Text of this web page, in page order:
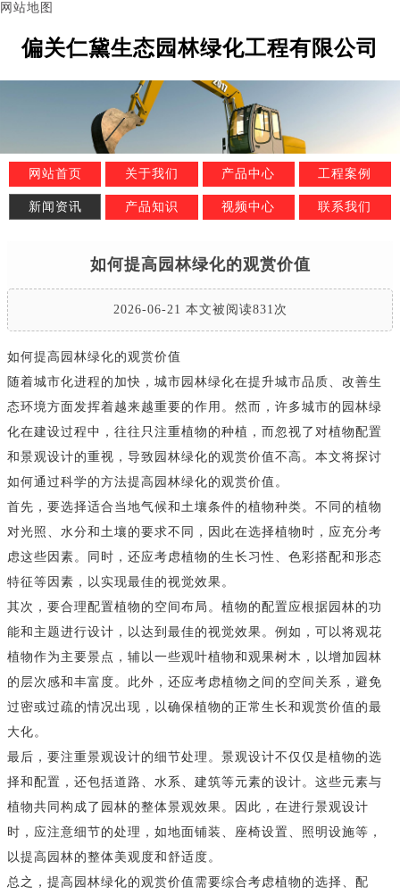
网站地图
偏关仁黛生态园林绿化工程有限公司
网站首页 关于我们 产品中心 工程案例
新闻资讯 产品知识 视频中心 联系我们
如何提高园林绿化的观赏价值
2026-06-21 本文被阅读831次
如何提高园林绿化的观赏价值
随着城市化进程的加快，城市园林绿化在提升城市品质、改善生
态环境方面发挥着越来越重要的作用。然而，许多城市的园林绿
化在建设过程中，往往只注重植物的种植，而忽视了对植物配置
和景观设计的重视，导致园林绿化的观赏价值不高。本文将探讨
如何通过科学的方法提高园林绿化的观赏价值。
首先，要选择适合当地气候和土壤条件的植物种类。不同的植物
对光照、水分和土壤的要求不同，因此在选择植物时，应充分考
虑这些因素。同时，还应考虑植物的生长习性、色彩搭配和形态
特征等因素，以实现最佳的视觉效果。
其次，要合理配置植物的空间布局。植物的配置应根据园林的功
能和主题进行设计，以达到最佳的视觉效果。例如，可以将观花
植物作为主要景点，辅以一些观叶植物和观果树木，以增加园林
的层次感和丰富度。此外，还应考虑植物之间的空间关系，避免
过密或过疏的情况出现，以确保植物的正常生长和观赏价值的最
大化。
最后，要注重景观设计的细节处理。景观设计不仅仅是植物的选
择和配置，还包括道路、水系、建筑等元素的设计。这些元素与
植物共同构成了园林的整体景观效果。因此，在进行景观设计
时，应注意细节的处理，如地面铺装、座椅设置、照明设施等，
以提高园林的整体美观度和舒适度。
总之，提高园林绿化的观赏价值需要综合考虑植物的选择、配